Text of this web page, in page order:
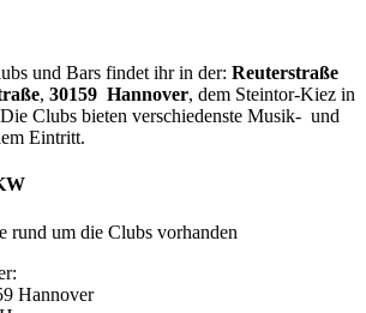
und Bars findet ihr in der: Reuterstraße
, 30159 Hannover, dem Steintor-Kiez in
Clubs bieten verschiedenste Musik- und
Eintritt.
rund um die Clubs vorhanden
Hannover